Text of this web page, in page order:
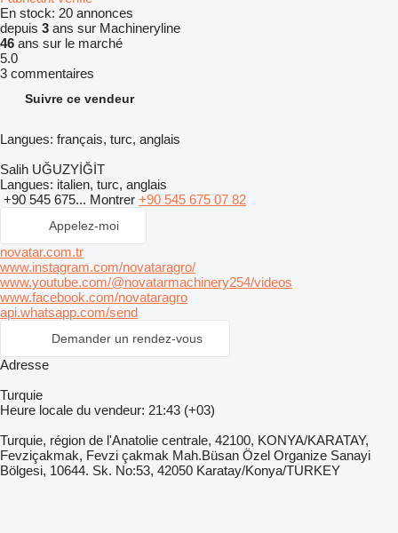
En stock: 20 annonces
depuis 3 ans sur Machineryline
46 ans sur le marché
5.0
3 commentaires
Suivre ce vendeur
Langues: français, turc, anglais
Salih UĞUZYİĞİT
Langues: italien, turc, anglais
+90 545 675... Montrer +90 545 675 07 82
Appelez-moi
novatar.com.tr
www.instagram.com/novataragro/
www.youtube.com/@novatarmachinery254/videos
www.facebook.com/novataragro
api.whatsapp.com/send
Demander un rendez-vous
Adresse
Turquie
Heure locale du vendeur: 21:43 (+03)
Turquie, région de l'Anatolie centrale, 42100, KONYA/KARATAY,
Fevziçakmak, Fevzi çakmak Mah.Büsan Özel Organize Sanayi
Bölgesi, 10644. Sk. No:53, 42050 Karatay/Konya/TURKEY